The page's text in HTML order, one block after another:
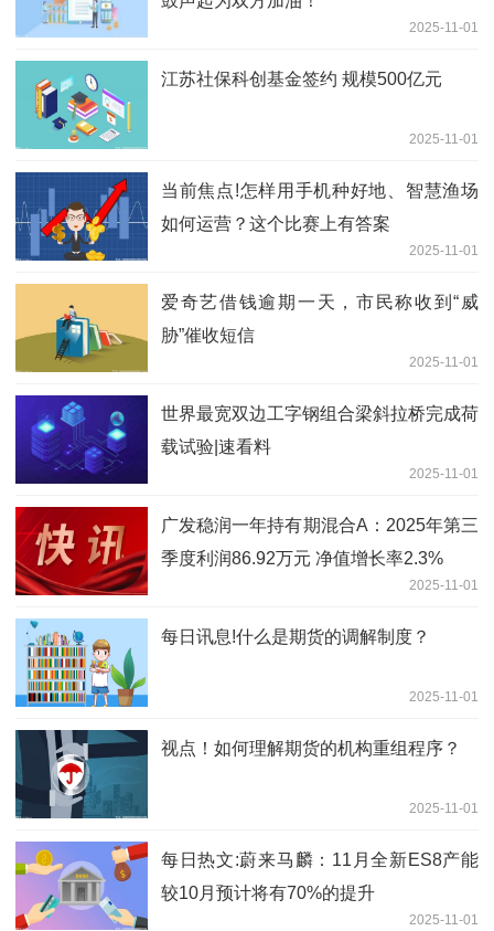
2025-11-01
江苏社保科创基金签约 规模500亿元
2025-11-01
当前焦点!怎样用手机种好地、智慧渔场
如何运营？这个比赛上有答案
2025-11-01
爱奇艺借钱逾期一天，市民称收到“威
胁”催收短信
2025-11-01
世界最宽双边工字钢组合梁斜拉桥完成荷
载试验|速看料
2025-11-01
广发稳润一年持有期混合A：2025年第三
季度利润86.92万元 净值增长率2.3%
2025-11-01
每日讯息!什么是期货的调解制度？
2025-11-01
视点！如何理解期货的机构重组程序？
2025-11-01
每日热文:蔚来马麟：11月全新ES8产能
较10月预计将有70%的提升
2025-11-01